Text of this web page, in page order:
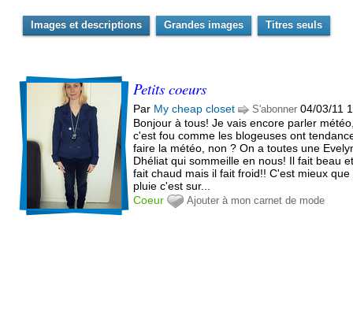
Images et descriptions Grandes images Titres seuls
Petits coeurs
Par My cheap closet S'abonner 04/03/11
Bonjour à tous! Je vais encore parler
c'est fou comme les blogeuses ont
faire la météo, non ? On a toutes une
Dhéliat qui sommeille en nous! Il fait beau
fait chaud mais il fait froid!! C'est mieux que
pluie c'est sur...
Coeur
Ajouter à mon carnet de mode